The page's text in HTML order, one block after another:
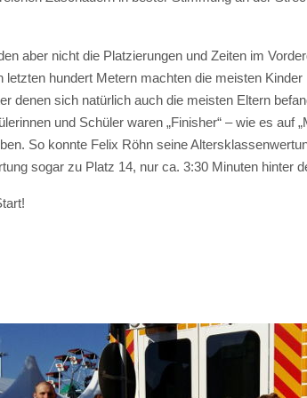
aber nicht die Platzierungen und Zeiten im
hundert Metern machten die meisten
denen sich natürlich auch die meisten Eltern
und Schüler waren „Finisher“ – wie es auf
So konnte Felix Röhn seine
sogar zu Platz 14, nur ca. 3:30 Minuten hinter